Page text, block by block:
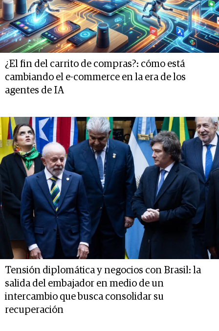
¿El fin del carrito de compras?: cómo está
cambiando el e-commerce en la era de los
agentes de IA
Tensión diplomática y negocios con Brasil: la
salida del embajador en medio de un
intercambio que busca consolidar su
recuperación